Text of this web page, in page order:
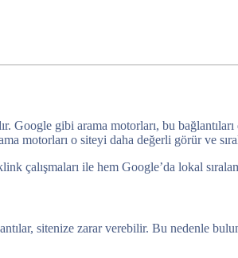
gibi arama motorları, bu
motorları o siteyi daha değerli görür ve
çalışmaları ile hem Google’da lokal
sitenize zarar verebilir. Bu nedenle